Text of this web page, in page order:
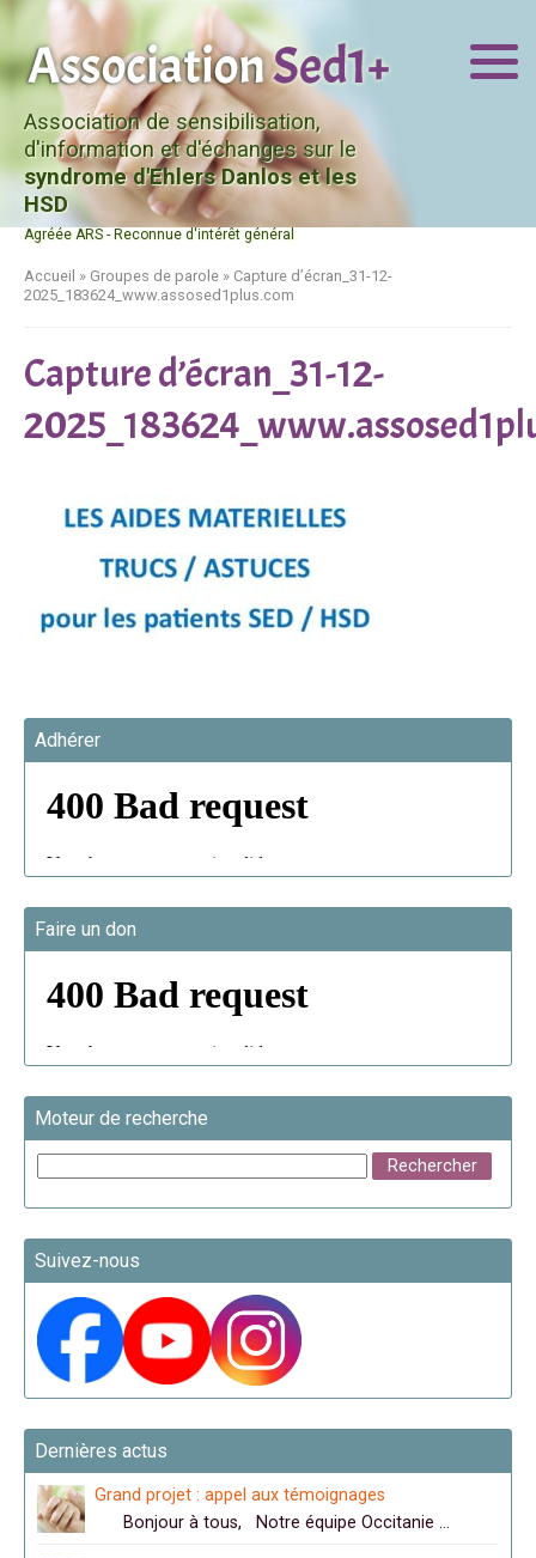
Association de sensibilisation,
d'information et d'échanges sur le
syndrome d'Ehlers Danlos et les
HSD
Agréée ARS - Reconnue d'intérêt général
Accueil » Groupes de parole » Capture d’écran_31-12-
2025_183624_www.assosed1plus.com
Capture d’écran_31-12-
Adhérer
Faire un don
Moteur de recherche
Suivez-nous
Dernières actus
Grand projet : appel aux témoignages
Bonjour à tous, Notre équipe Occitanie …